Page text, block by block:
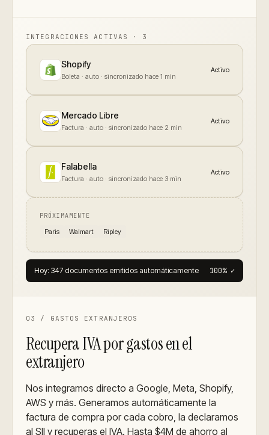
INTEGRACIONES ACTIVAS · 3
Shopify
Boleta · auto · sincronizado hace 1 min
Activo
Mercado Libre
Factura · auto · sincronizado hace 2 min
Activo
Falabella
Factura · auto · sincronizado hace 3 min
Activo
PRÓXIMAMENTE
Paris Walmart Ripley
Hoy: 347 documentos emitidos automáticamente 100% ✓
03 / GASTOS EXTRANJEROS
Recupera IVA por gastos en el
extranjero
Nos integramos directo a Google, Meta, Shopify,
AWS y más. Generamos automáticamente la
factura de compra por cada cobro, la declaramos
al SII y recuperas el IVA. Hasta $4M de ahorro al